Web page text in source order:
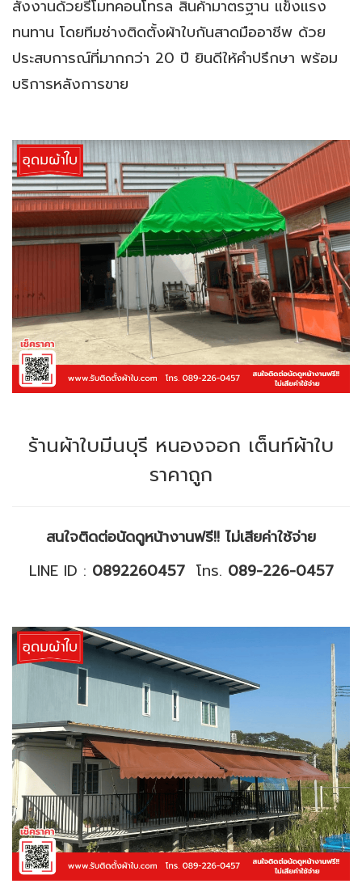
สั่งงานด้วยรีโมทคอนโทรล สินค้ามาตรฐาน แข็งแรง
ทนทาน โดยทีมช่างติดตั้งผ้าใบกันสาดมืออาชีพ ด้วย
ประสบการณ์ที่มากกว่า 20 ปี ยินดีให้คำปรึกษา พร้อม
บริการหลังการขาย
ร้านผ้าใบมีนบุรี หนองจอก เต็นท์ผ้าใบ
ราคาถูก
สนใจติดต่อนัดดูหน้างานฟรี!! ไม่เสียค่าใช้จ่าย
LINE ID : 0892260457โทร. 089-226-0457